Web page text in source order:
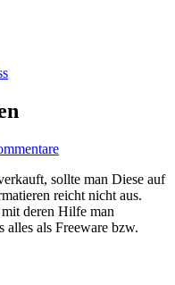
sollte man Diese auf
reicht nicht aus.
deren Hilfe man
alles als Freeware bzw.